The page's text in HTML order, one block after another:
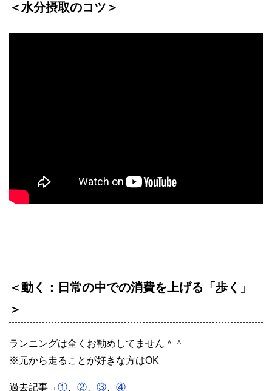
＜水分摂取のコツ＞
＜動く：日常の中での消費を上げる「歩く」
＞
ランニングは全くお勧めしてません＾＾
※元から走ることが好きな方はOK
過去記事→① ② ③ ④